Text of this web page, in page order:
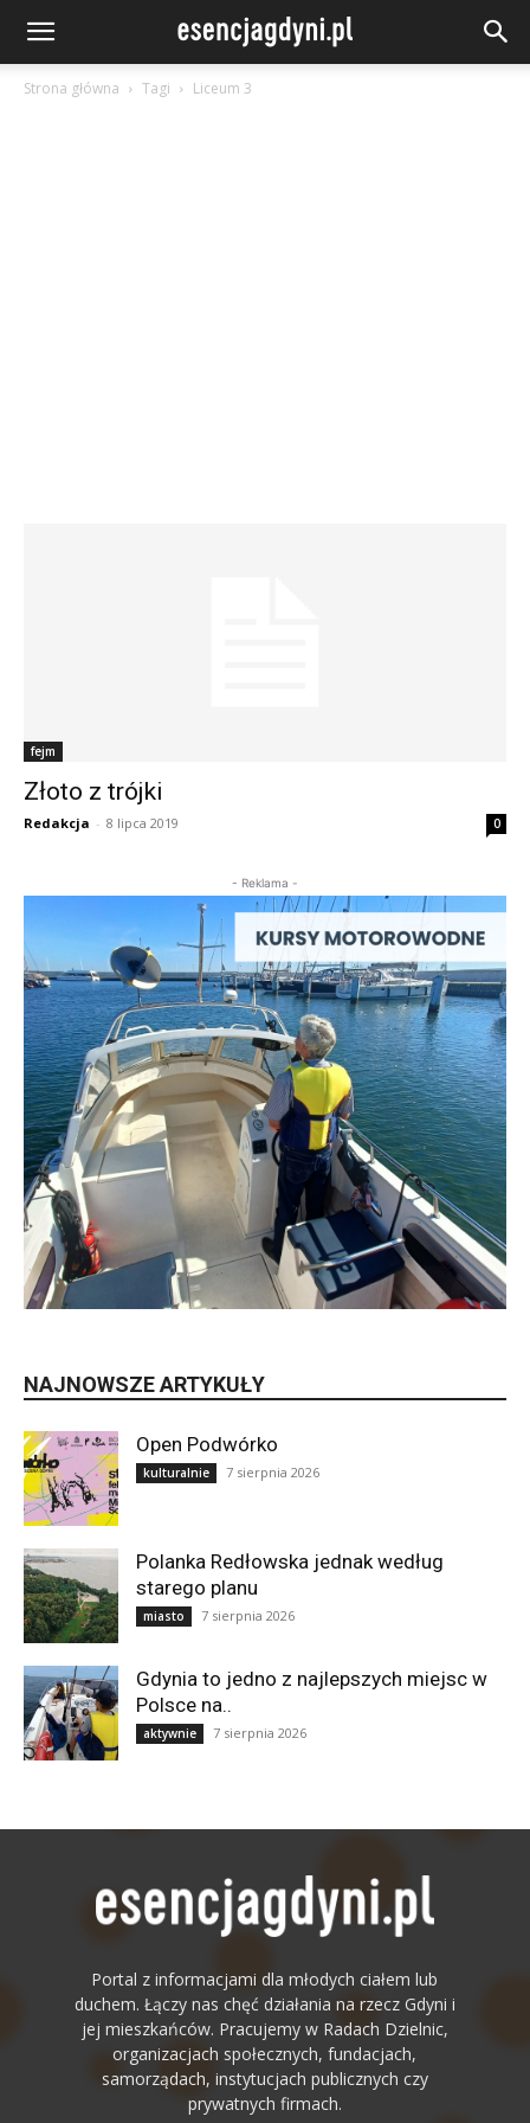
Strona główna Tagi Liceum 3
fejm
Złoto z trójki
Redakcja - 8 lipca 2019 0
- Reklama -
NAJNOWSZE ARTYKUŁY
Open Podwórko
kulturalnie 7 sierpnia 2026
Polanka Redłowska jednak według
starego planu
miasto 7 sierpnia 2026
Gdynia to jedno z najlepszych miejsc w
Polsce na..
aktywnie 7 sierpnia 2026
Portal z informacjami dla młodych ciałem lub
duchem. Łączy nas chęć działania na rzecz Gdyni i
jej mieszkańców. Pracujemy w Radach Dzielnic,
organizacjach społecznych, fundacjach,
samorządach, instytucjach publicznych czy
prywatnych firmach.